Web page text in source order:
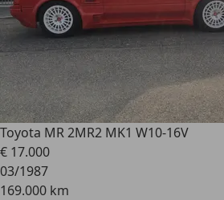
Toyota MR 2MR2 MK1 W10-16V
€ 17.000
03/1987
169.000 km